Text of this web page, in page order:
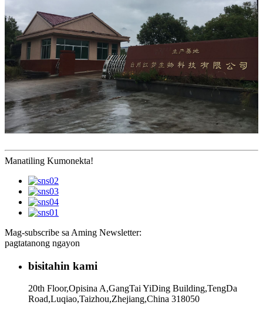
Manatiling Kumonekta!
Mag-subscribe sa Aming Newsletter:
pagtatanong ngayon
bisitahin kami
20th Floor,Opisina A,GangTai YiDing Building,TengDa
Road,Luqiao,Taizhou,Zhejiang,China 318050